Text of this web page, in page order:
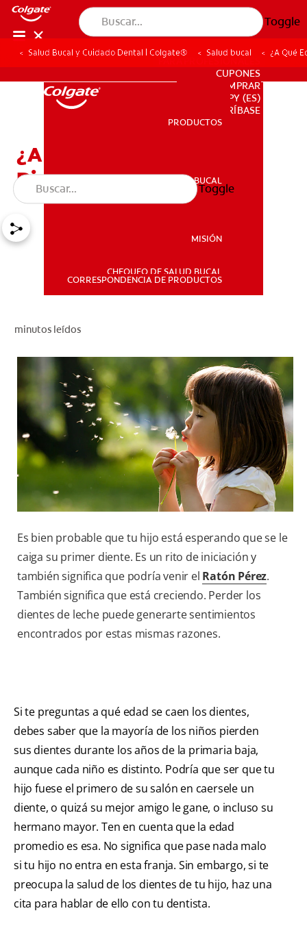
Toggle
PRODUCTOS
SALUD BUCAL
PARA PROFESIONALES
CUPONES
DONDE COMPRAR
PY (ES)
PARA PROFESIONALES
CUPONES
DONDE COMPRAR
PY (ES)
SUSCRÍBASE
PRODUCTOS
SALUD BUCAL
MISIÓN
CHEQUEO DE SALUD BUCAL
CORRESPONDENCIA DE PRODUCTOS
Toggle
Salud Bucal y Cuidado Dental | Colgate® Salud bucal ¿A Qué
¿A Qué Edad Se Caen Los
Dientes De Los Niños?
minutos leídos
Es bien probable que tu hijo está esperando que se le
caiga su primer diente. Es un rito de iniciación y
también significa que podría venir el Ratón Pérez.
También significa que está creciendo. Perder los
dientes de leche puede generarte sentimientos
encontrados por estas mismas razones.
Si te preguntas a qué edad se caen los dientes,
debes saber que la mayoría de los niños pierden
sus dientes durante los años de la primaria baja,
aunque cada niño es distinto. Podría que ser que tu
hijo fuese el primero de su salón en caersele un
diente, o quizá su mejor amigo le gane, o incluso su
hermano mayor. Ten en cuenta que la edad
promedio es esa. No significa que pase nada malo
si tu hijo no entra en esta franja. Sin embargo, si te
preocupa la salud de los dientes de tu hijo, haz una
cita para hablar de ello con tu dentista.